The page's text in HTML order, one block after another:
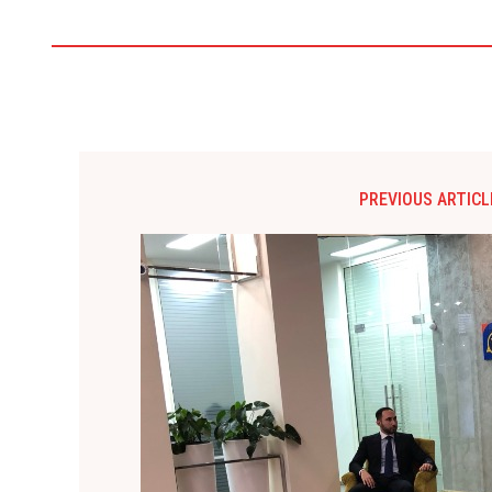
PREVIOUS